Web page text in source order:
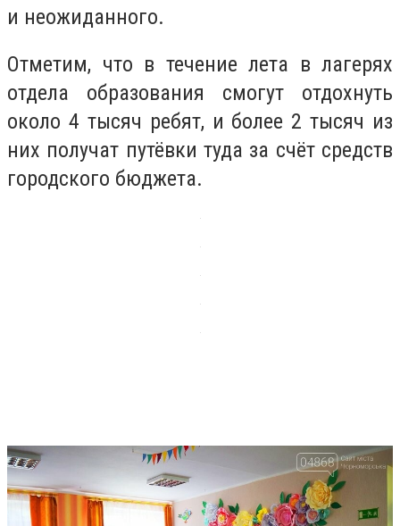
и неожиданного.
Отметим, что в течение лета в лагерях
отдела образования смогут отдохнуть
около 4 тысяч ребят, и более 2 тысяч из
них получат путёвки туда за счёт средств
городского бюджета.